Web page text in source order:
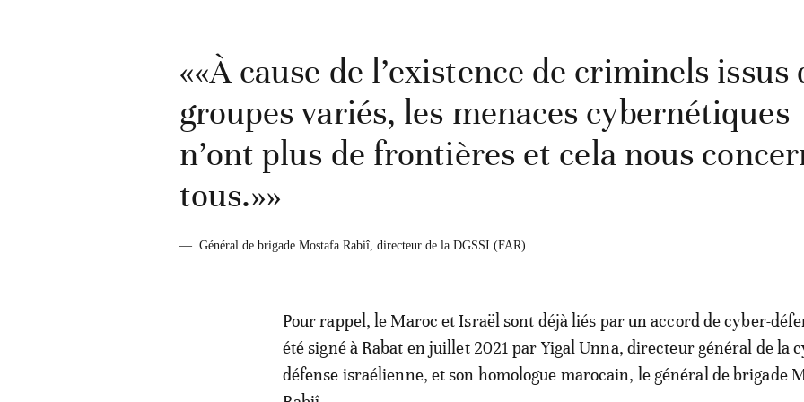
««À cause de l’existence de criminels issus
groupes variés, les menaces cybernétiques
n’ont plus de frontières et cela nous
tous.»»
— Général de brigade Mostafa Rabiî, directeur de la DGSSI (FAR)
Pour rappel, le Maroc et Israël sont déjà liés par un accord de cyber-
été signé à Rabat en juillet 2021 par Yigal Unna, directeur général de la
défense israélienne, et son homologue marocain, le général de brigade